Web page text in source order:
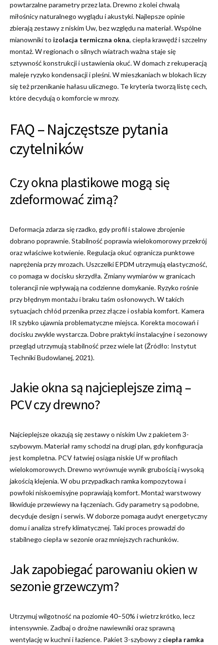
powtarzalne parametry przez lata. Drewno z kolei chwalą
miłośnicy naturalnego wyglądu i akustyki. Najlepsze opinie
zbierają zestawy z niskim Uw, bez względu na materiał. Wspólne
mianowniki to izolacja termiczna okna, ciepła krawędź i szczelny
montaż. W regionach o silnych wiatrach ważna staje się
sztywność konstrukcji i ustawienia okuć. W domach z rekuperacją
maleje ryzyko kondensacji i pleśni. W mieszkaniach w blokach liczy
się też przenikanie hałasu ulicznego. Te kryteria tworzą listę cech,
które decydują o komforcie w mrozy.
FAQ – Najczęstsze pytania
czytelników
Czy okna plastikowe mogą się
zdeformować zimą?
Deformacja zdarza się rzadko, gdy profil i stalowe zbrojenie
dobrano poprawnie. Stabilność poprawia wielokomorowy przekrój
oraz właściwe kotwienie. Regulacja okuć ogranicza punktowe
naprężenia przy mrozach. Uszczelki EPDM utrzymują elastyczność,
co pomaga w docisku skrzydła. Zmiany wymiarów w granicach
tolerancji nie wpływają na codzienne domykanie. Ryzyko rośnie
przy błędnym montażu i braku taśm osłonowych. W takich
sytuacjach chłód przenika przez złącze i osłabia komfort. Kamera
IR szybko ujawnia problematyczne miejsca. Korekta mocowań i
docisku zwykle wystarcza. Dobre praktyki instalacyjne i sezonowy
przegląd utrzymują stabilność przez wiele lat (Źródło: Instytut
Techniki Budowlanej, 2021).
Jakie okna są najcieplejsze zimą –
PCV czy drewno?
Najcieplejsze okazują się zestawy o niskim Uw z pakietem 3-
szybowym. Materiał ramy schodzi na drugi plan, gdy konfiguracja
jest kompletna. PCV łatwiej osiąga niskie Uf w profilach
wielokomorowych. Drewno wyrównuje wynik grubością i wysoką
jakością klejenia. W obu przypadkach ramka kompozytowa i
powłoki niskoemisyjne poprawiają komfort. Montaż warstwowy
likwiduje przewiewy na łączeniach. Gdy parametry są podobne,
decyduje design i serwis. W doborze pomaga audyt energetyczny
domu i analiza strefy klimatycznej. Taki proces prowadzi do
stabilnego ciepła w sezonie oraz mniejszych rachunków.
Jak zapobiegać parowaniu okien w
sezonie grzewczym?
Utrzymuj wilgotność na poziomie 40–50% i wietrz krótko, lecz
intensywnie. Zadbaj o drożne nawiewniki oraz sprawną
wentylację w kuchni i łazience. Pakiet 3-szybowy z ciepła ramka